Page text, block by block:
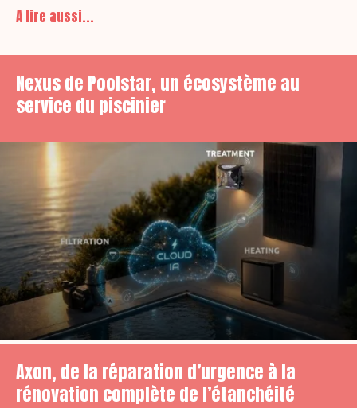
A lire aussi...
Nexus de Poolstar, un écosystème au
service du piscinier
Axon, de la réparation d’urgence à la
rénovation complète de l’étanchéité